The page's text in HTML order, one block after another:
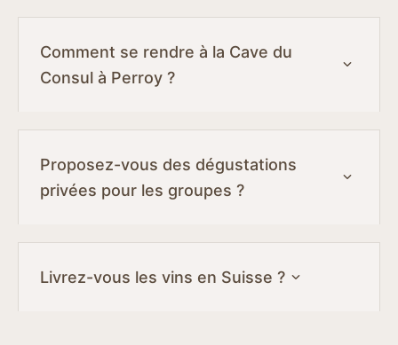
Comment se rendre à la Cave du
Consul à Perroy ?
Proposez-vous des dégustations
privées pour les groupes ?
Livrez-vous les vins en Suisse ?